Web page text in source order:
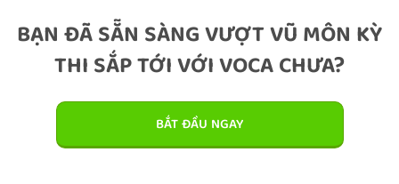
BẠN ĐÃ SẴN SÀNG VƯỢT VŨ MÔN KỲ
THI SẮP TỚI VỚI VOCA CHƯA?
BẮT ĐẦU NGAY